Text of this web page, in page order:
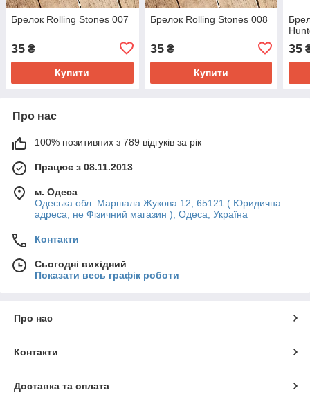
Брелок Rolling Stones 007
35 ₴
Купити
Брелок Rolling Stones 008
35₴
Купити
35
Про нас
100% позитивних з 789 відгуків за рік
Працює з 08.11.2013
м. Одеса
Одеська обл. Маршала Жукова 12, 65121 ( Юридична
адреса, не Фізичний магазин ), Одеса, Україна
Контакти
Сьогодні вихідний
Показати весь графік роботи
Про нас
Контакти
Доставка та оплата